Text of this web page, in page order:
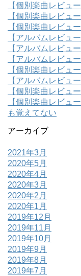
【個別楽曲レビュ
【個別楽曲レビュ
【個別楽曲レビュ
【アルバムレビュ
【アルバムレビュ
【アルバムレビュ
【個別楽曲レビュ
【アルバムレビュ
【個別楽曲レビュ
【個別楽曲レビュ
も覚えてない
アーカイブ
2021年3月
2020年5月
2020年4月
2020年3月
2020年2月
2020年1月
2019年12月
2019年11月
2019年10月
2019年9月
2019年8月
2019年7月